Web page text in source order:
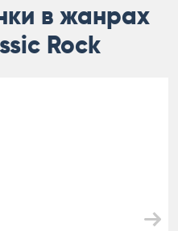
в жанрах
Rock